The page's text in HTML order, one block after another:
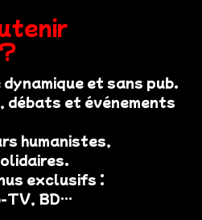
et sans pub.
débats et événements
humanistes,
exclusifs :
TV, BD…